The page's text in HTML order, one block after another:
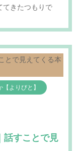
てきたつもりで
【よりびと】
話すことで見